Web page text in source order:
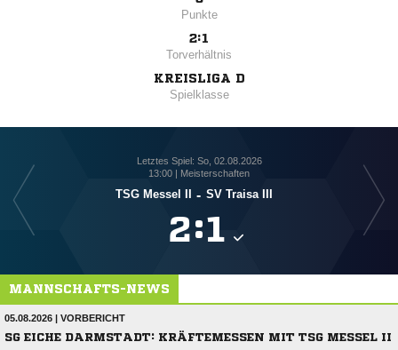
Punkte
2:1
Torverhältnis
KREISLIGA D
Spielklasse
Letztes Spiel: So, 02.08.2026
13:00 | Meisterschaften
TSG Messel II - SV Traisa III
:
MANNSCHAFTS-NEWS
05.08.2026 | VORBERICHT
SG EICHE DARMSTADT: KRÄFTEMESSEN MIT TSG MESSEL II